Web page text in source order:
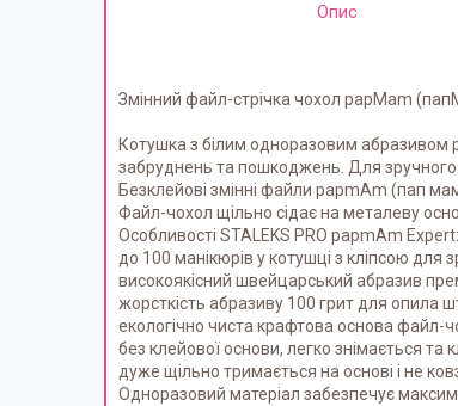
Опис
Змінний файл-стрічка чохол papMam
Котушка з білим одноразовим абразивом
забруднень та пошкоджень. Для зручного
Безклейові змінні файли papmAm (пап
Файл-чохол щільно сідає на металеву
Особливості STALEKS PRO papmAm Expert:
до 100 манікюрів у котушці з кліпсою для
високоякісний швейцарський абразив
жорсткість абразиву 100 грит для опила
екологічно чиста крафтова основа файл-
без клейової основи, легко знімається та
дуже щільно тримається на основі і не
Одноразовий матеріал забезпечує